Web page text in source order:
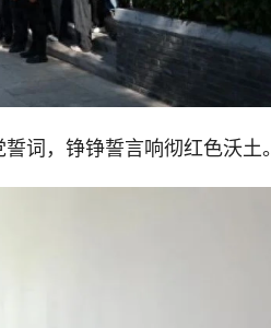
词，铮铮誓言响彻红色沃土。